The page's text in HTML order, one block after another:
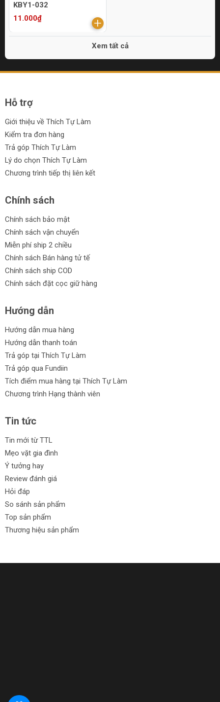
KBY1-032
11.000₫
Xem tất cả
Hỗ trợ
Giới thiệu về Thích Tự Làm
Kiểm tra đơn hàng
Trả góp Thích Tự Làm
Lý do chọn Thích Tự Làm
Chương trình tiếp thị liên kết
Chính sách
Chính sách bảo mật
Chính sách vận chuyển
Miễn phí ship 2 chiều
Chính sách Bán hàng tử tế
Chính sách ship COD
Chính sách đặt cọc giữ hàng
Hướng dẫn
Hướng dẫn mua hàng
Hướng dẫn thanh toán
Trả góp tại Thích Tự Làm
Trả góp qua Fundiin
Tích điểm mua hàng tại Thích Tự Làm
Chương trình Hạng thành viên
Tin tức
Tin mới từ TTL
Mẹo vặt gia đình
Ý tưởng hay
Review đánh giá
Hỏi đáp
So sánh sản phẩm
Top sản phẩm
Thương hiệu sản phẩm